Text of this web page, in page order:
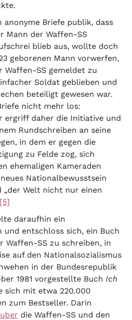
anonyme Briefe publik, dass
Mann der Waffen-SS
blieb aus, wollte doch
geborenen Mann vorwerfen,
Waffen-SS gemeldet zu
Soldat geblieben und
beteiligt gewesen war.
nicht mehr los:
ergriff daher die Initiative und
Rundschreiben an seine
in dem er gegen die
zu Felde zog, sich
ehemaligen Kameraden
Nationalbewusstsein
„der Welt nicht nur einen
[5]
daraufhin ein
und entschloss sich, ein Buch
Waffen-SS zu schreiben, in
auf den Nationalsozialismus
in der Bundesrepublik
1981 vorgestellte Buch Ich
mit etwa 220.000
zum Bestseller. Darin
die Waffen-SS und den